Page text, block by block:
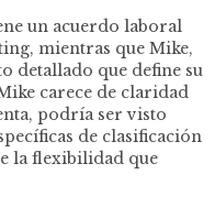
un acuerdo laboral
mientras que Mike,
detallado que define su
carece de claridad
podría ser visto
de clasificación
la flexibilidad que